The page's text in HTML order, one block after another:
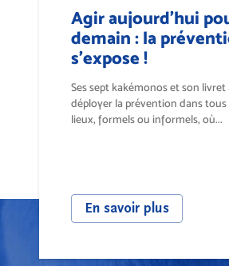
Agir aujourd'hui
demain : la
s'expose !
Ses sept kakémonos et son livret
déployer la prévention dans tous
lieux, formels ou informels, où...
En savoir plus